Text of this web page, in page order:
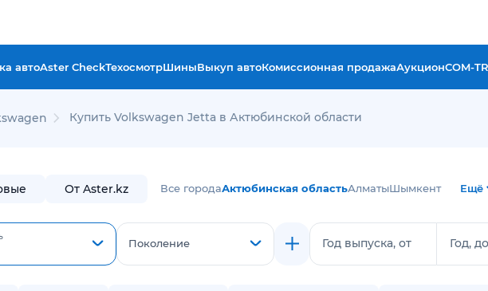
автоAster CheckТехосмотрШиныВыкуп автоКомиссионная продажаАукционCOM-
Купить Volkswagen Jetta в Актюбинской области
От Aster.kz Все городаАктюбинская областьАлматыШымкент Ещё
Поколение Год выпуска, от Год, до